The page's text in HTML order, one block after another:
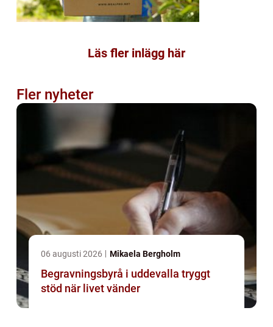
Läs fler inlägg här
Fler nyheter
06 augusti 2026 Mikaela Bergholm
Begravningsbyrå i uddevalla tryggt
stöd när livet vänder